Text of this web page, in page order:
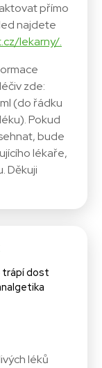
přímo
najdete
lekarny/.
zde:
(do řádku
Pokud
bude
lékaře,
Děkuji
trápí dost
léků